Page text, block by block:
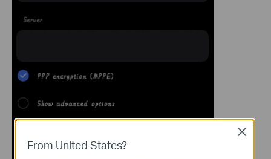
From United States?
Close